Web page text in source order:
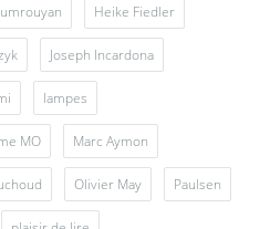
Heike Fiedler
Joseph Incardona
lampes
MO Marc Aymon
Olivier May Paulsen